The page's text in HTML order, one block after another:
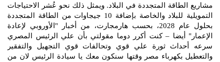
مشاريع الطاقة المتجددة في البلاد. ويمثل ذلك نحو عُشر الاحتياجات
التمويلية للبلاد والخاصة بإضافة 10 جيجاوات من الطاقة المتجددة
بحلول عام 2028، بحسب هارمجارت، من أخبار "الأوروبي لإعادة
الإعمار" أيضا – كنت أكرر دوما مقولتي بأن علي الرئيس المصري
سرعه أحداث ثورة علي قوي وتحالفات قوي التجهيل والتفقير
والتعطيل بكهرباء مصر وقتها سنكون معك يا سيادة الرئيس لان من